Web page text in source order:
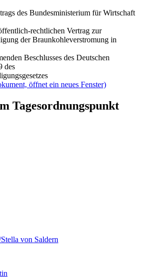
des Bundesministerium für Wirtschaft
rechtlichen Vertrag zur
der Braunkohleverstromung in
Beschlusses des Deutschen
des
öffnet ein neues Fenster)
Tagesordnungspunkt
von Saldern